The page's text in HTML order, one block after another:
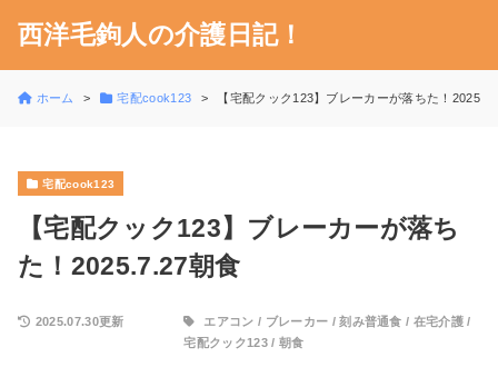
西洋毛鉤人の介護日記！
ホーム 宅配cook123 【宅配クック123】ブレーカーが落ちた！
宅配cook123
【宅配クック123】ブレーカーが落ち
た！2025.7.27朝食
2025.07.30更新 エアコン / ブレーカー /刻み普通食 / 在宅介護 /
宅配クック123/ 朝食